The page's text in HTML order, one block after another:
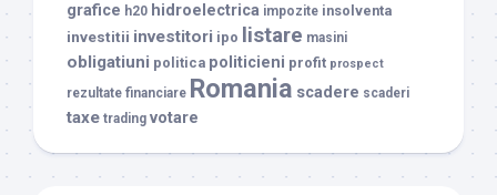
grafice h20 hidroelectrica impozite insolventa
investitii investitori ipo listare masini
obligatiuni politica politicieni profit prospect
rezultate financiare Romania scadere scaderi
taxe trading votare